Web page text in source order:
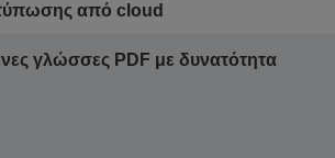
από cloud
γλώσσες PDF με δυνατότητα